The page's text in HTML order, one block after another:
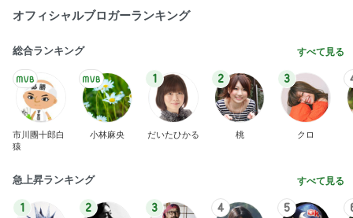
オフィシャルブロガーランキング
総合ランキング すべて見る
市川團十郎白
猿
小林麻央
1
だいたひかる
2
桃
3
クロ
急上昇ランキング すべて見る
1 2 3 4 5